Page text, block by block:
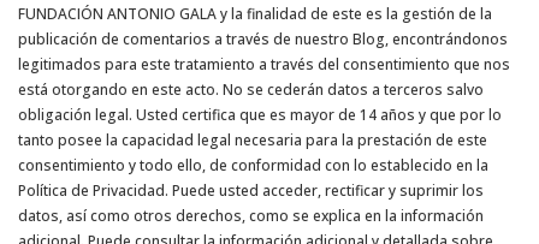
FUNDACIÓN ANTONIO GALA y la finalidad de este es la gestión de la
publicación de comentarios a través de nuestro Blog, encontrándonos
legitimados para este tratamiento a través del consentimiento que nos
está otorgando en este acto. No se cederán datos a terceros salvo
obligación legal. Usted certifica que es mayor de 14 años y que por lo
tanto posee la capacidad legal necesaria para la prestación de este
consentimiento y todo ello, de conformidad con lo establecido en la
Política de Privacidad. Puede usted acceder, rectificar y suprimir los
datos, así como otros derechos, como se explica en la información